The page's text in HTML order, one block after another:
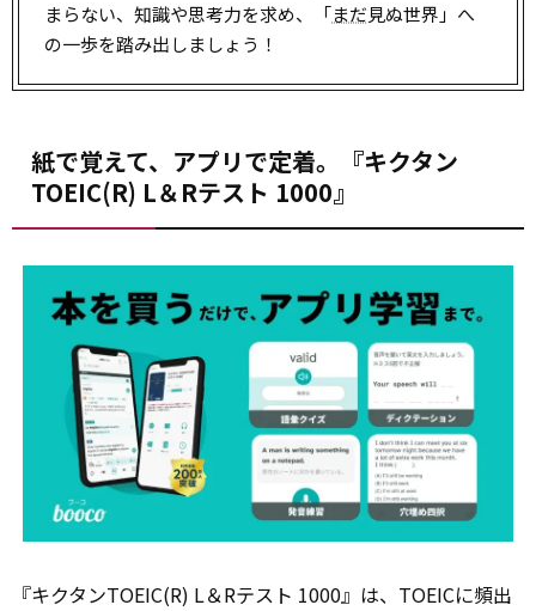
まらない、知識や思考力を求め、「まだ見ぬ世界」へ
の一歩を踏み出しましょう！
紙で覚えて、アプリで定着。『キクタン
TOEIC(R) L＆Rテスト 1000』
『キクタンTOEIC(R) L＆Rテスト 1000』は、TOEICに頻出